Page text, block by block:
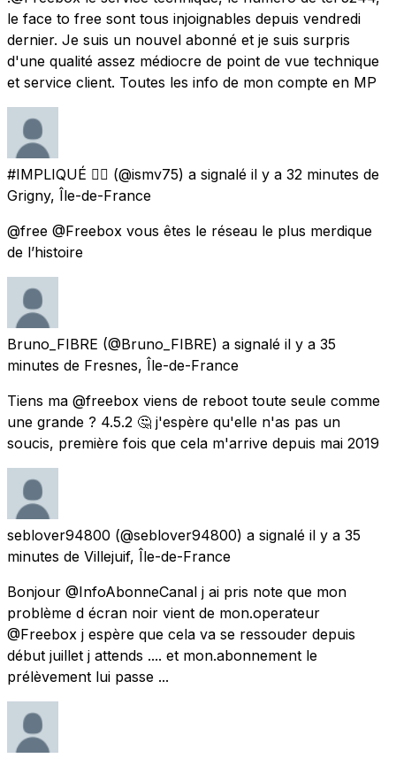
le face to free sont tous injoignables depuis vendredi
dernier. Je suis un nouvel abonné et je suis surpris
d'une qualité assez médiocre de point de vue technique
et service client. Toutes les info de mon compte en MP
#IMPLIQUÉ 🏴‍☠️ (@ismv75) a signalé il y a 32 minutes de
Grigny, Île-de-France
@free @Freebox vous êtes le réseau le plus merdique
de l’histoire
Bruno_FIBRE (@Bruno_FIBRE) a signalé il y a 35
minutes de Fresnes, Île-de-France
Tiens ma @freebox viens de reboot toute seule comme
une grande ? 4.5.2 🤔 j'espère qu'elle n'as pas un
soucis, première fois que cela m'arrive depuis mai 2019
seblover94800 (@seblover94800) a signalé il y a 35
minutes de Villejuif, Île-de-France
Bonjour @InfoAbonneCanal j ai pris note que mon
problème d écran noir vient de mon.operateur
@Freebox j espère que cela va se ressouder depuis
début juillet j attends .... et mon.abonnement le
prélèvement lui passe ...